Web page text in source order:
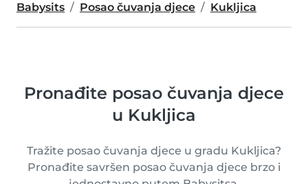
Babysits Posao čuvanja djece Kukljica
Pronađite posao čuvanja djece
u Kukljica
Tražite posao čuvanja djece u gradu Kukljica?
Pronađite savršen posao čuvanja djece brzo i